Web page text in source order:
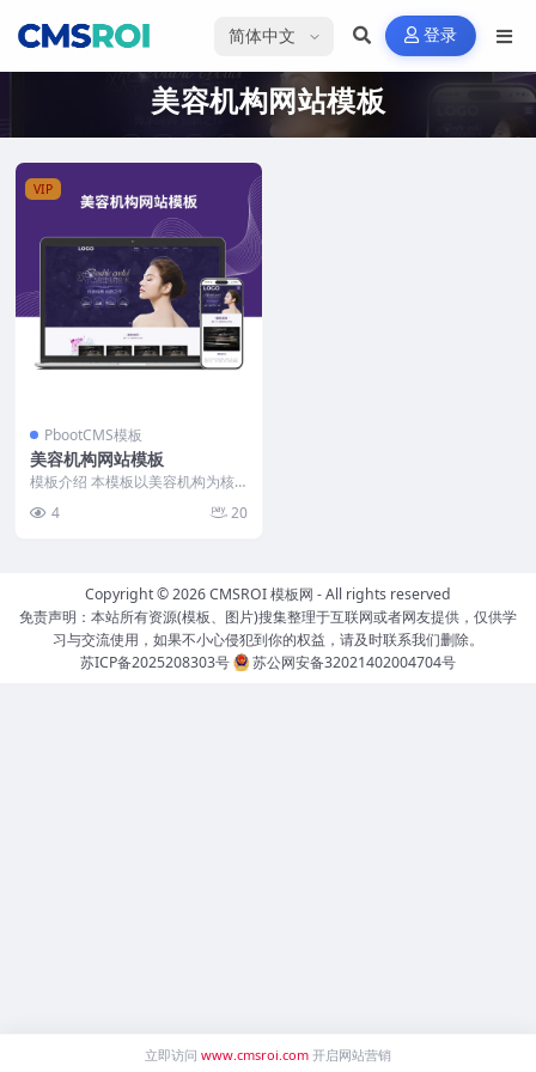
选择语言 登录
美容机构网站模板
VIP
PbootCMS模板
美容机构网站模板
模板介绍 本模板以美容机构为核
首页突出服务项目、团...
4 20
Copyright © 2026CMSROI 模板网 - All rights reserved
免责声明：本站所有资源(模板、图片)搜集整理于互联网或者网友提供，仅供学
习与交流使用，如果不小心侵犯到你的权益，请及时联系我们删除。
苏ICP备2025208303号
苏公网安备32021402004704号
立即访问 www.cmsroi.com 开启网站营销